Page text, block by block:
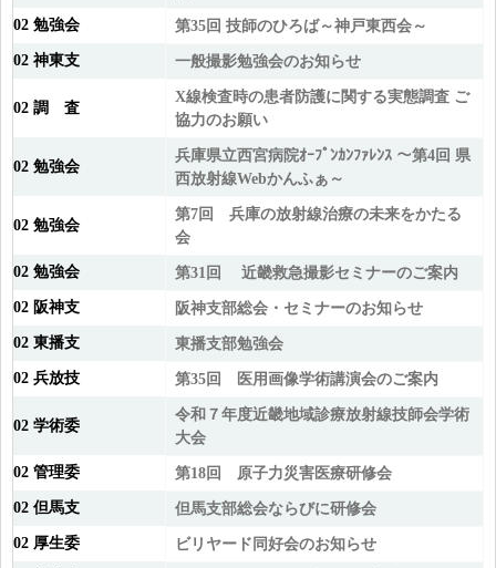
02 勉強会 第35回 技師のひろば～神戸東西会～
02 神東支 一般撮影勉強会のお知らせ
02 調 査
X線検査時の患者防護に関する実態調査 ご
協力のお願い
02 勉強会
兵庫県立西宮病院ｵｰﾌﾟﾝｶﾝﾌｧﾚﾝｽ ～第4回 県
西放射線Webかんふぁ～
02 勉強会
第7回 兵庫の放射線治療の未来をかたる
会
02 勉強会 第31回 近畿救急撮影セミナーのご案内
02 阪神支 阪神支部総会・セミナーのお知らせ
02 東播支 東播支部勉強会
02 兵放技 第35回 医用画像学術講演会のご案内
02 学術委
令和７年度近畿地域診療放射線技師会学術
大会
02 管理委 第18回 原子力災害医療研修会
02 但馬支 但馬支部総会ならびに研修会
02 厚生委 ビリヤード同好会のお知らせ